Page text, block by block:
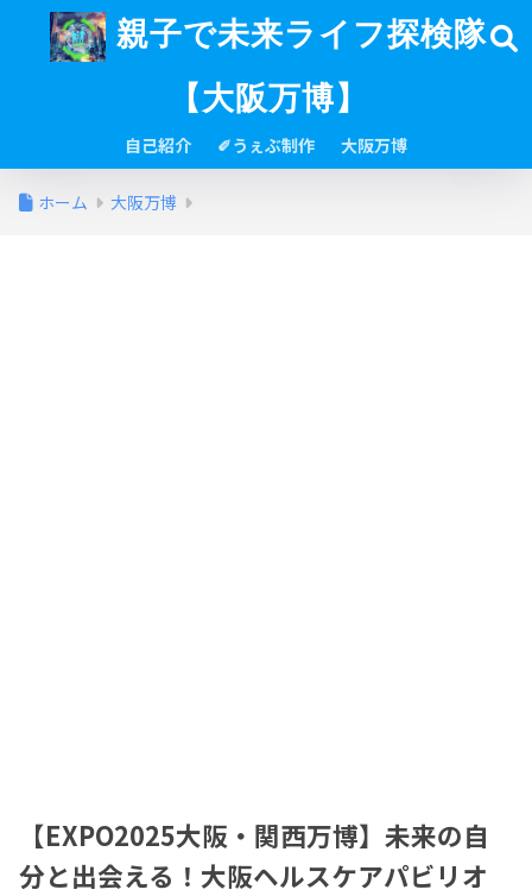
親子で未来ライフ探検隊
【大阪万博】
自己紹介 ✐うぇぶ制作 大阪万博
ホーム 大阪万博
【EXPO2025大阪・関西万博】未来の自
分と出会える！大阪ヘルスケアパビリオ